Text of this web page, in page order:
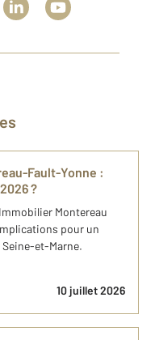
Fault-Yonne :
?
Montereau
pour un
et-Marne.
10 juillet 2026